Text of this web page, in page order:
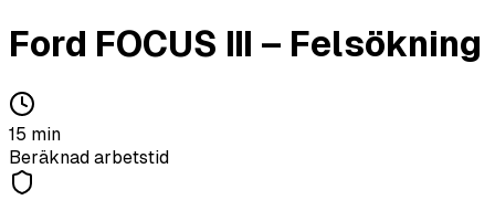
Ford FOCUS III – Felsökning
15 min
Beräknad arbetstid